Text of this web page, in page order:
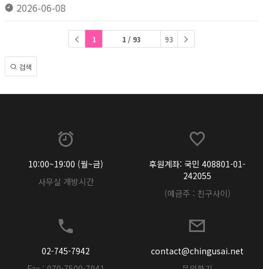
2026-06-08
1 1 / 93 93
검색
10:00~19:00 (월~금)
사무실 개방시간
후원계좌: 국민 408801-01-
242055
(예금주 : 친구사이)
02-745-7942
contact@chingusai.net